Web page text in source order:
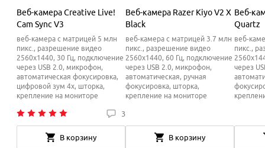
Веб-камера Creative Live!
Cam Sync V3
веб-камера с матрицей 5 млн
пикс., разрешение видео
2560x1440, 30 Гц, подключение
через USB 2.0, микрофон,
автоматическая фокусировка,
цифровой зум 4x, шторка,
крепление на мониторе
3
В корзину
Веб-камера Razer Kiyo V2 X
Black
веб-камера с матрицей 3.7 млн
пикс., разрешение видео
2560x1440, 60 Гц, подключение
через USB 2.0, микрофон,
автоматическая, ручная
фокусировка, шторка,
крепление на мониторе
В корзину
Веб-
Quartz
веб-
пикс.,
через